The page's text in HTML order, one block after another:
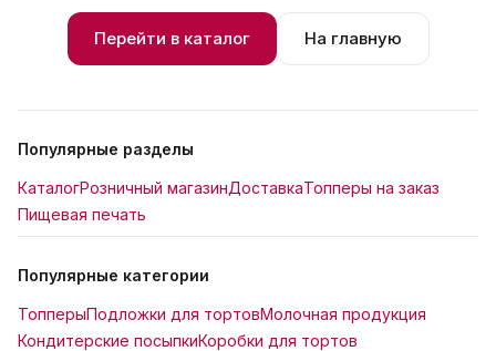
Перейти в каталог На главную
Популярные разделы
КаталогРозничный магазинДоставкаТопперы на заказ
Пищевая печать
Популярные категории
ТопперыПодложки для тортовМолочная продукция
Кондитерские посыпкиКоробки для тортов